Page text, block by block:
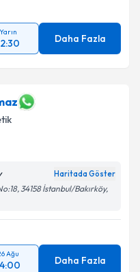
Yarın
Daha Fazla
Haritada Göster
34158 İstanbul/Bakırköy,
Ağu
Daha Fazla